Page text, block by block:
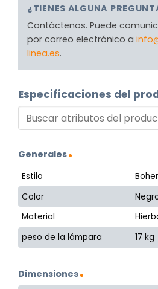
¿TIENES ALGUNA
Contáctenos. Puede
por correo electrónico a
linea.es.
Especificaciones del
Generales
Estilo
Color
Material
peso de la lámpara
17 kg
Dimensiones